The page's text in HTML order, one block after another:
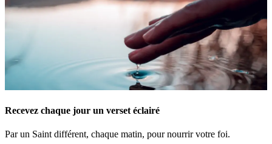
Recevez chaque jour un verset éclairé
Par un Saint différent, chaque matin, pour nourrir votre foi.